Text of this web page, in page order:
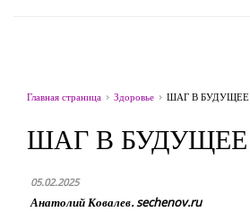
Главная страница Здоровье ШАГ В БУДУЩЕЕ
ШАГ В БУДУЩЕЕ
05.02.2025
Анатолий Ковалев. sechenov.ru